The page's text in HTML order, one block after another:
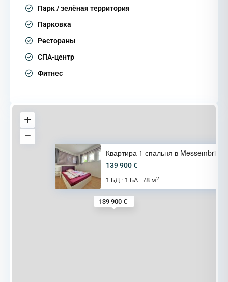
Парк / зелёная территория
Парковка
Рестораны
СПА-центр
Фитнес
139 900 €
Квартира 1 спальня в Messembri
139 900 €
1 БД · 1 БА · 78 м2